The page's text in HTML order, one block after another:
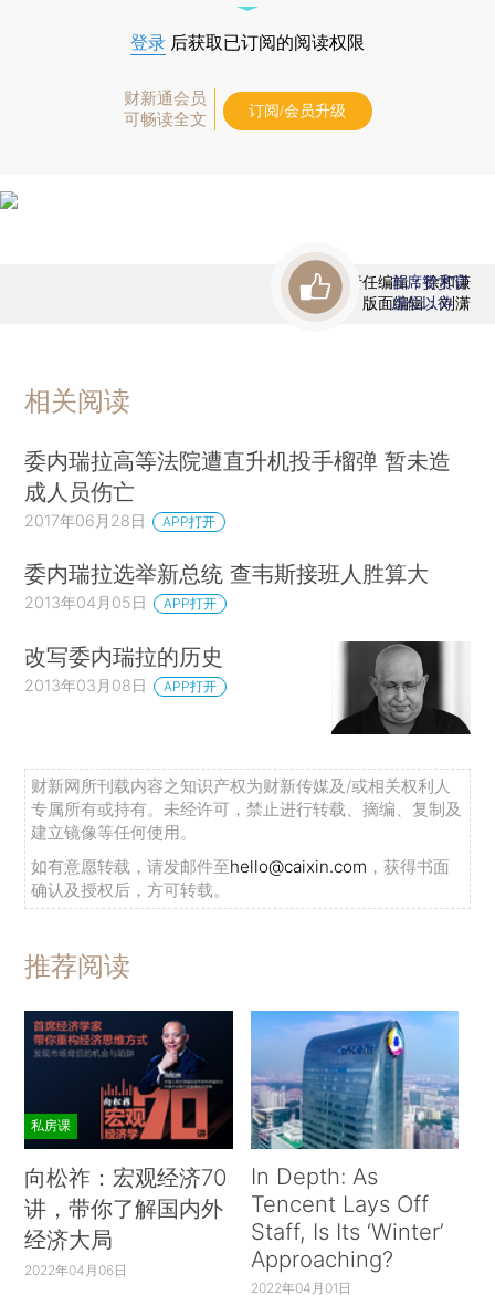
登录 后获取已订阅的阅读权限
财新通会员
可畅读全文
订阅/会员升级
责任编辑：徐和谦
版面编辑：刘潇
首席赞赏官
虚位以待
相关阅读
委内瑞拉高等法院遭直升机投手榴弹 暂未造
成人员伤亡
2017年06月28日 APP打开
委内瑞拉选举新总统 查韦斯接班人胜算大
2013年04月05日 APP打开
改写委内瑞拉的历史
2013年03月08日 APP打开
财新网所刊载内容之知识产权为财新传媒及/或相关权利人
专属所有或持有。未经许可，禁止进行转载、摘编、复制及
建立镜像等任何使用。
如有意愿转载，请发邮件至hello@caixin.com ，获得书面
确认及授权后，方可转载。
推荐阅读
私房课
向松祚：宏观经济70
讲，带你了解国内外
经济大局
2022年04月06日
In Depth: As
Tencent Lays Off
Staff, Is Its ‘Winter’
Approaching?
2022年04月01日